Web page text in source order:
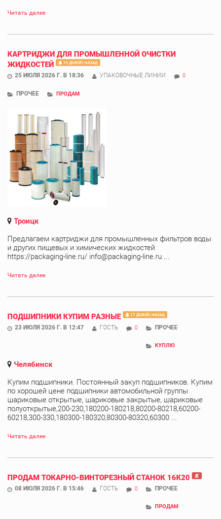
Читать далее
КАРТРИДЖИ ДЛЯ ПРОМЫШЛЕННОЙ ОЧИСТКИ
ЖИДКОСТЕЙ
15 ДНЯ(Й) НАЗАД
25 ИЮЛЯ 2026 Г. В 18:36 УПАКОВОЧНЫЕ ЛИНИИ 0
ПРОЧЕЕ ПРОДАМ
Троицк
Предлагаем картриджи для промышленных фильтров воды
и других пищевых и химических жидкостей
https://packaging-line.ru/ info@packaging-line.ru ...
Читать далее
ПОДШИПНИКИ КУПИМ РАЗНЫЕ 17 ДНЯ(Й) НАЗАД
23 ИЮЛЯ 2026 Г. В 12:47 ГОСТЬ 0 ПРОЧЕЕ
КУПЛЮ
Челябинск
Купим подшипники. Постоянный закуп подшипников. Купим
по хорошей цене подшипники автомобильной группы
шариковые открытые, шариковые закрытые, шариковые
полуоткрытые,200-230,180200-180218,80200-80218,60200-
60218,300-330,180300-180320,80300-80320,60300 ...
Читать далее
ПРОДАМ ТОКАРНО-ВИНТОРЕЗНЫЙ СТАНОК 16К20
08 ИЮЛЯ 2026 Г. В 15:46 ГОСТЬ 0 ПРОЧЕЕ
ПРОДАМ